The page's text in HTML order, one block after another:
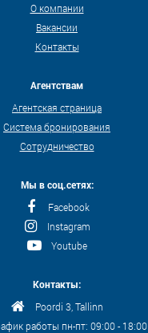
О компании
Вакансии
Контакты
Агентствам
Агентская страница
Система бронирования
Сотрудничество
Мы в соц.сетях:
Facebook
Instagram
Youtube
Контакты:
Poordi 3, Tallinn
работы пн-пт: 09:00 - 18:00